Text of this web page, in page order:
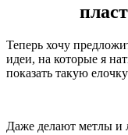
Теперь хочу
идеи, на которые я
показать такую
Даже делают метлы и